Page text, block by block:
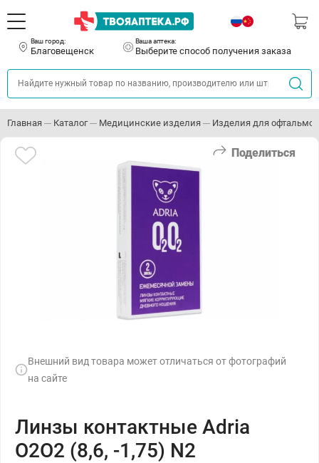
Ваш город:
Благовещенск
Ваша аптека:
Выберите способ получения заказа
Главная Каталог Медицинские изделия Изделия для
Поделиться
Внешний вид товара может отличаться от фотографий
на сайте
Линзы контактные Adria
O2O2 (8,6, -1,75) N2